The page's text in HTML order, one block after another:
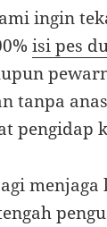
ingin
isi pes
tanpa
pengidap